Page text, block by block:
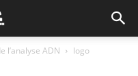
l’analyse ADN
logo